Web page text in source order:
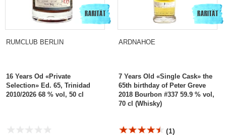
RUMCLUB BERLIN
16 Years Od «Private
Selection» Ed. 65, Trinidad
2010/2026 68 % vol, 50 cl
ARDNAHOE
7 Years Old «Single Cask» the
65th birthday of Peter Greve
2018 Bourbon #337 59.9 % vol,
70 cl (Whisky)
(1)